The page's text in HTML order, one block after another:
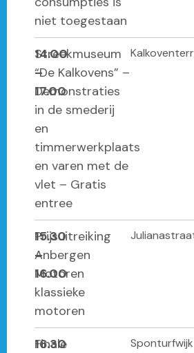
niet toegestaan
14.00
–
17.00
Streekmuseum
“De Kalkovens” –
Demonstraties
in de smederij
en
timmerwerkplaats
en varen met de
vlet – Gratis
entree
15.30
–
16.00
Prijsuitreiking
Anbergen
Motoren
klassieke
motoren
16.30
Finale
Sponturfwijk